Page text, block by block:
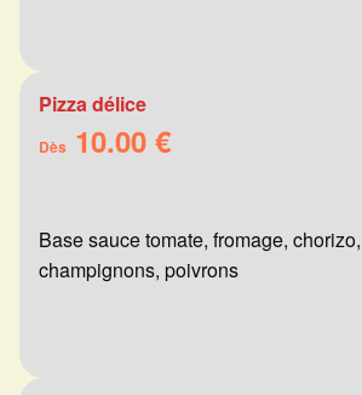
Pizza délice
Dès 10.00 €
Base sauce tomate, fromage,
champignons, poivrons